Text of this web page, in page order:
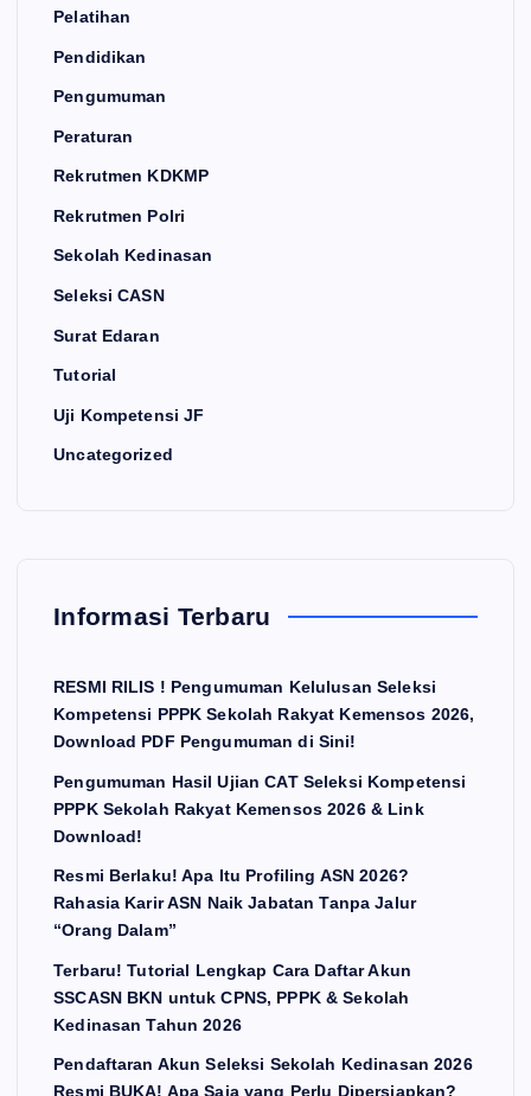
Pelatihan
Pendidikan
Pengumuman
Peraturan
Rekrutmen KDKMP
Rekrutmen Polri
Sekolah Kedinasan
Seleksi CASN
Surat Edaran
Tutorial
Uji Kompetensi JF
Uncategorized
Informasi Terbaru
RESMI RILIS ! Pengumuman Kelulusan Seleksi
Kompetensi PPPK Sekolah Rakyat Kemensos 2026,
Download PDF Pengumuman di Sini!
Pengumuman Hasil Ujian CAT Seleksi Kompetensi
PPPK Sekolah Rakyat Kemensos 2026 & Link
Download!
Resmi Berlaku! Apa Itu Profiling ASN 2026?
Rahasia Karir ASN Naik Jabatan Tanpa Jalur
“Orang Dalam”
Terbaru! Tutorial Lengkap Cara Daftar Akun
SSCASN BKN untuk CPNS, PPPK & Sekolah
Kedinasan Tahun 2026
Pendaftaran Akun Seleksi Sekolah Kedinasan 2026
Resmi BUKA! Apa Saja yang Perlu Dipersiapkan?